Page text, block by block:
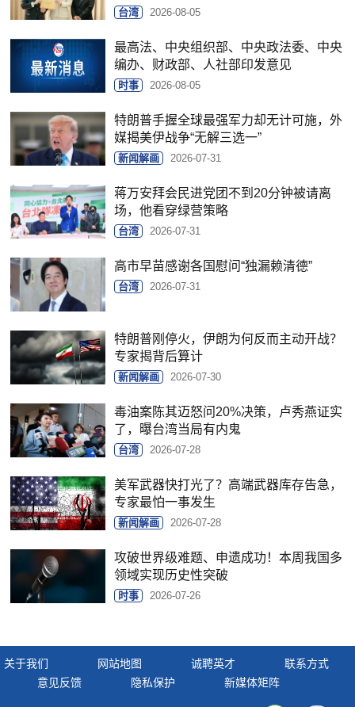
台湾 2026-08-05
最高法、中央组织部、中央政法委、中央
编办、财政部、人社部印发意见
时事 2026-08-05
特朗普手握全球最强军力却无计可施，外
媒揭美伊战争“无解三选一”
新闻解画 2026-07-31
蒋万安拜会民进党团不到20分钟被请离
场，他看穿绿营策略
台湾 2026-07-31
高市早苗感谢各国慰问“独漏赖清德”
台湾 2026-07-31
特朗普刚停火，伊朗为何反而主动开战？
专家揭背后算计
新闻解画 2026-07-30
毒油案陈其迈怒问20%决策，卢秀燕证实
了，曝台湾当局有内鬼
台湾 2026-07-28
美军武器快打光了？高端武器库存告急，
专家最怕一事发生
新闻解画 2026-07-28
攻破世界级难题、申遗成功！本周我国多
领域实现历史性突破
时事 2026-07-26
关于我们 网站地图 诚聘英才
联系方式
意见反馈
隐私保护 新媒体矩阵